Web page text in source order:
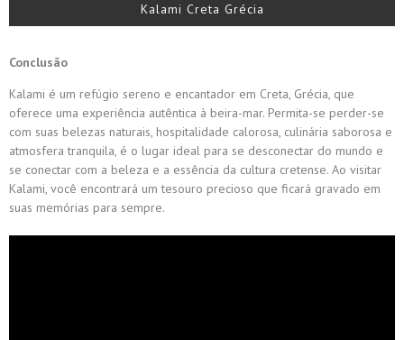
Kalami Creta Grécia
Conclusão
Kalami é um refúgio sereno e encantador em Creta, Grécia, que
oferece uma experiência autêntica à beira-mar. Permita-se perder-se
com suas belezas naturais, hospitalidade calorosa, culinária saborosa e
atmosfera tranquila, é o lugar ideal para se desconectar do mundo e
se conectar com a beleza e a essência da cultura cretense. Ao visitar
Kalami, você encontrará um tesouro precioso que ficará gravado em
suas memórias para sempre.